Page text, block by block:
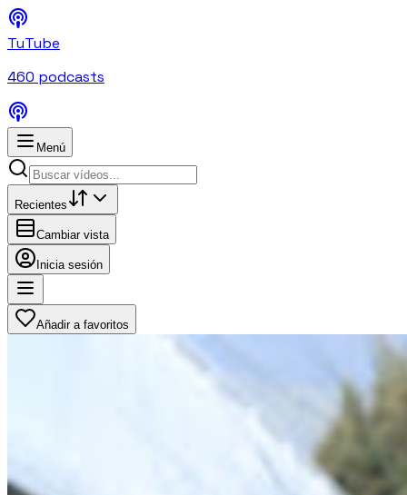
TuTube
460 podcasts
Menú
Recientes
Cambiar vista
Inicia sesión
Añadir a favoritos